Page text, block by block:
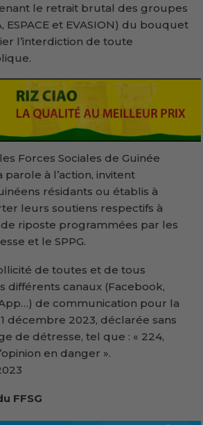
le retrait brutal des groupes
ESPACE et EVASION) du bouquet
l’interdiction de toute
Forces Sociales de Guinée
parole à l’action, invitent
résidants ou établis à
leurs soutiens respectifs à
riposte programmées par les
et le SPPG.
de toutes et de tous
différents canaux (Facebook,
de communication pour la
décembre 2023, déclarée sans
de détresse, tel que : « 224,
d’opinion en danger ».
FFSG